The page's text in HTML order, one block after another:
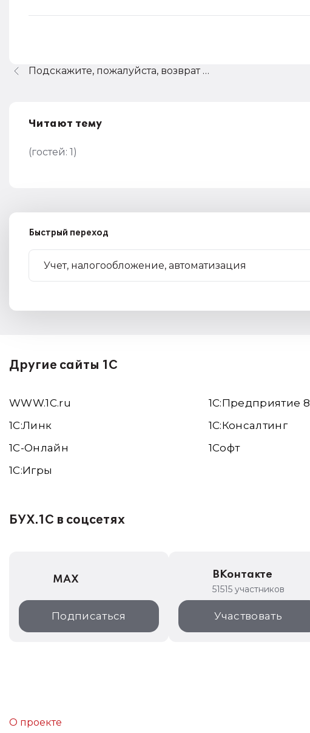
Подскажите, пожалуйста, возврат пенсии проживающим, какая проводка?
Читают тему
(гостей: 1)
Быстрый переход
Другие сайты 1С
WWW.1С.ru
1С:Линк
1С-Онлайн
1C:Игры
1С:Предприятие 8
1С:Консалтинг
1Софт
БУХ.1С в соцсетях
MAX
Подписаться
ВКонтакте
51515 участников
Участвовать
О проекте